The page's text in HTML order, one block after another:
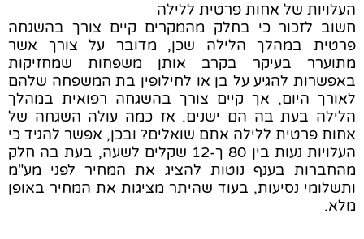
העלויות של אחות פרטית ללילה
חשוב לזכור כי בחלק מהמקרים קיים צורך בהשגחה
פרטית במהלך הלילה שכן, מדובר על צורך אשר
מתוערר בעיקר בקרב אותן משפחות שמחזיקות
באפשרות להגיע על בן או לחילופין בת המשפחה שלהם
לאורך היום, אך קיים צורך בהשגחה רפואית במהלך
הלילה בעת בה הם ישנים. אז כמה עולה השגחה של
אחות פרטית ללילה אתם שואלים? ובכן, אפשר להגיד כי
העלויות נעות בין 80 ך-12 שקלים לשעה, בעת בה חלק
מהחברות בענף נוטות להציג את המחיר לפני מע"מ
ותשלומי נסיעות, בעוד שהיתר מציגות את המחיר באופן
מלא.